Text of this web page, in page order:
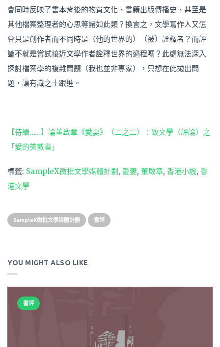
會同時反映了書本背後的物質文化、書籍出版傳播史、甚至是
其他檔案整理者的心思等諸如此類？換言之，文學寫作人又怎
會只是創作者而不同時是（他的世界的）（被）詮釋者？而評
論不就是嘗試接近文學作者詮釋世界的過程嗎？此處無法深入
探討檔案學的複雜問題（我也並非專家），只想在此拋出問
題，讓有識之士跟進。
【待續……】論董啟章《愛妻》（二之二）：致文學（評論）之
「愛的美敦書」
標籤: SampleX微批文學媒體計劃, 愛妻, 董啟章, 香港小說, 香
港文學
SampleX微批文學媒體計劃 書評
YOU MIGHT ALSO LIKE
書評